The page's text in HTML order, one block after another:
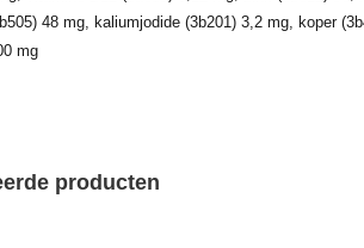
48 mg, kaliumjodide (3b201) 3,2 mg, koper
mg
producten